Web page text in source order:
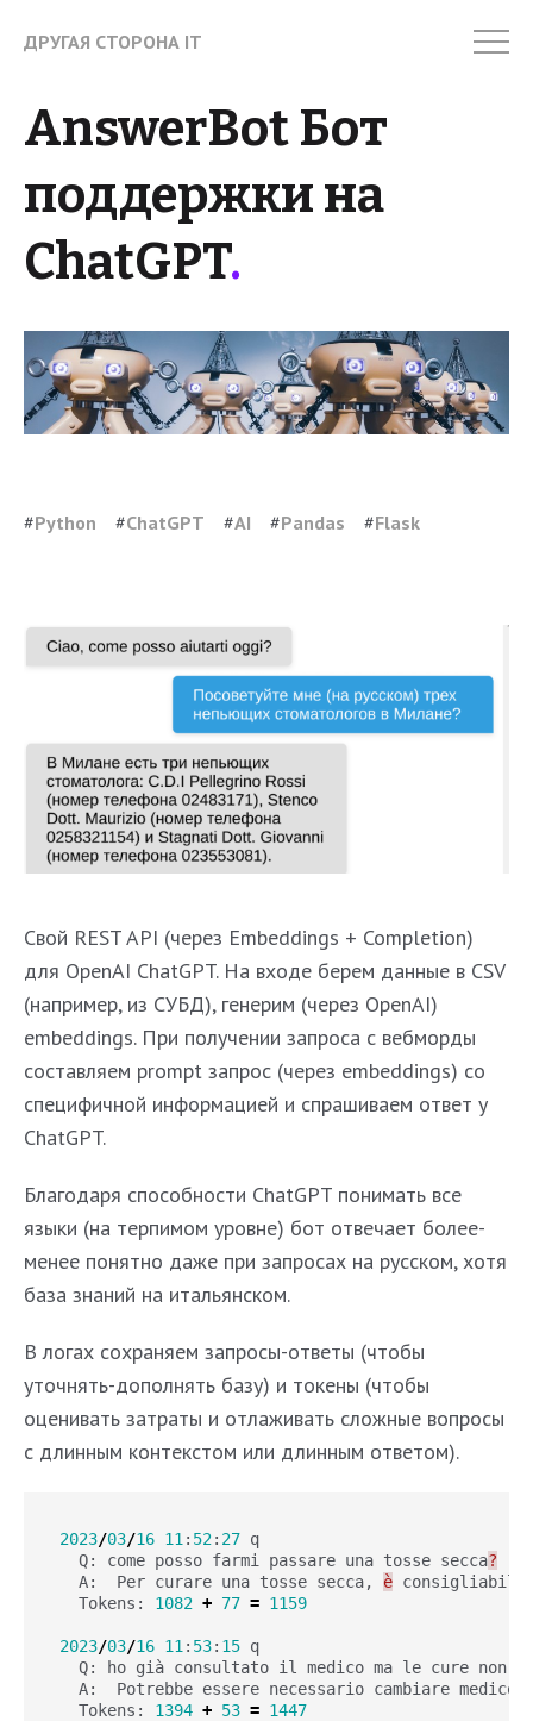
ДРУГАЯ СТОРОНА IT
AnswerBot Бот
поддержки на
ChatGPT.
#Python #ChatGPT #AI #Pandas #Flask
Свой REST API (через Embeddings + Completion)
для OpenAI ChatGPT. На входе берем данные в CSV
(например, из СУБД), генерим (через OpenAI)
embeddings. При получении запроса с вебморды
составляем prompt запрос (через embeddings) со
специфичной информацией и спрашиваем ответ у
ChatGPT.
Благодаря способности ChatGPT понимать все
языки (на терпимом уровне) бот отвечает более-
менее понятно даже при запросах на русском, хотя
база знаний на итальянском.
В логах сохраняем запросы-ответы (чтобы
уточнять-дополнять базу) и токены (чтобы
оценивать затраты и отлаживать сложные вопросы
с длинным контекстом или длинным ответом).
2023/03/16 11 : 52: 27 q
Q: come posso farmi passare una tosse secca?
A: Per curare una tosse secca, è consigliabile
Tokens : 1082 + 77 = 1159
2023/03/16 11 : 53: 15 q
Q: ho già consultato il medico ma le cure non
A: Potrebbe essere necessario cambiare medico
Tokens : 1394 + 53 = 1447